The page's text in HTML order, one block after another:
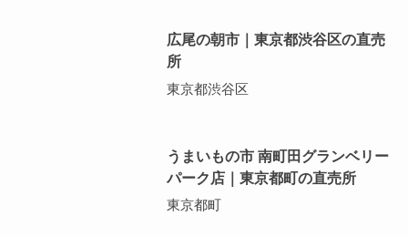
広尾の朝市｜東京都渋谷区の直売
所
東京都渋谷区
うまいもの市 南町田グランベリー
パーク店｜東京都町の直売所
東京都町